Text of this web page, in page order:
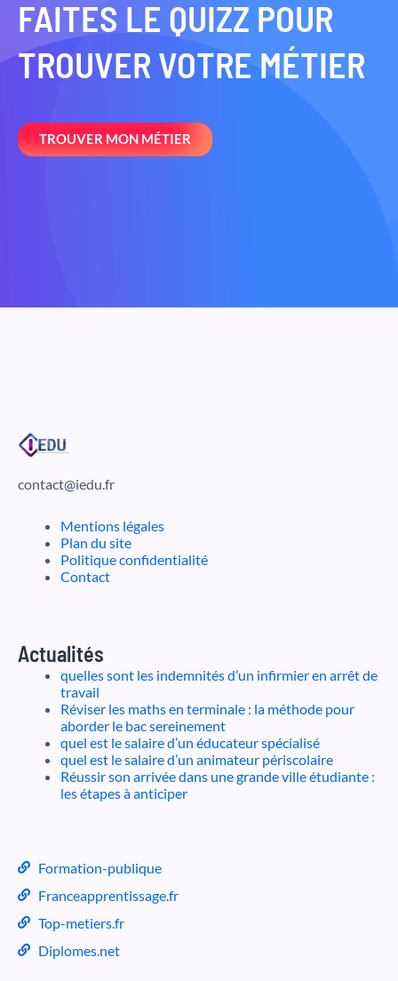
FAITES LE QUIZZ POUR
TROUVER VOTRE MÉTIER
TROUVER MON MÉTIER
contact@iedu.fr
Mentions légales
Plan du site
Politique confidentialité
Contact
Actualités
quelles sont les indemnités d’un infirmier en arrêt de
travail
Réviser les maths en terminale : la méthode pour
aborder le bac sereinement
quel est le salaire d’un éducateur spécialisé
quel est le salaire d’un animateur périscolaire
Réussir son arrivée dans une grande ville étudiante :
les étapes à anticiper
Formation-publique
Franceapprentissage.fr
Top-metiers.fr
Diplomes.net